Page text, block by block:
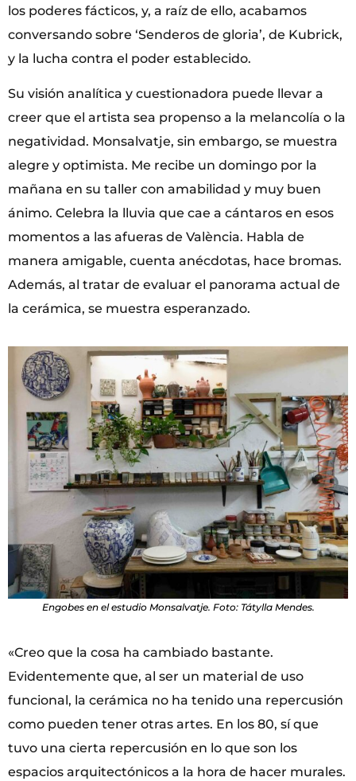
los poderes fácticos, y, a raíz de ello, acabamos
conversando sobre ‘Senderos de gloria’, de Kubrick,
y la lucha contra el poder establecido.
Su visión analítica y cuestionadora puede llevar a
creer que el artista sea propenso a la melancolía o la
negatividad. Monsalvatje, sin embargo, se muestra
alegre y optimista. Me recibe un domingo por la
mañana en su taller con amabilidad y muy buen
ánimo. Celebra la lluvia que cae a cántaros en esos
momentos a las afueras de València. Habla de
manera amigable, cuenta anécdotas, hace bromas.
Además, al tratar de evaluar el panorama actual de
la cerámica, se muestra esperanzado.
Engobes en el estudio Monsalvatje. Foto: Tátylla Mendes.
«Creo que la cosa ha cambiado bastante.
Evidentemente que, al ser un material de uso
funcional, la cerámica no ha tenido una repercusión
como pueden tener otras artes. En los 80, sí que
tuvo una cierta repercusión en lo que son los
espacios arquitectónicos a la hora de hacer murales.